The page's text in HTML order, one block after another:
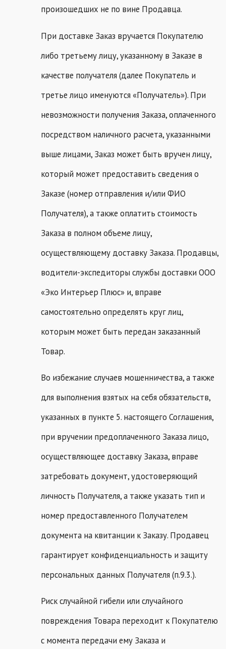
произошедших не по вине Продавца.
При доставке Заказ вручается Покупателю
либо третьему лицу, указанному в Заказе в
качестве получателя (далее Покупатель и
третье лицо именуются «Получатель»). При
невозможности получения Заказа, оплаченного
посредством наличного расчета, указанными
выше лицами, Заказ может быть вручен лицу,
который может предоставить сведения о
Заказе (номер отправления и/или ФИО
Получателя), а также оплатить стоимость
Заказа в полном объеме лицу,
осуществляющему доставку Заказа. Продавцы,
водители-экспедиторы службы доставки ООО
«Эко Интерьер Плюс» и, вправе
самостоятельно определять круг лиц,
которым может быть передан заказанный
Товар.
Во избежание случаев мошенничества, а также
для выполнения взятых на себя обязательств,
указанных в пункте 5. настоящего Соглашения,
при вручении предоплаченного Заказа лицо,
осуществляющее доставку Заказа, вправе
затребовать документ, удостоверяющий
личность Получателя, а также указать тип и
номер предоставленного Получателем
документа на квитанции к Заказу. Продавец
гарантирует конфиденциальность и защиту
персональных данных Получателя (п.9.3.).
Риск случайной гибели или случайного
повреждения Товара переходит к Покупателю
с момента передачи ему Заказа и